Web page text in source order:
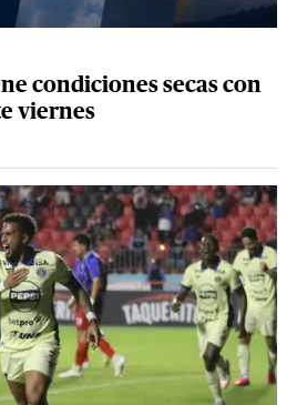
condiciones secas con
viernes